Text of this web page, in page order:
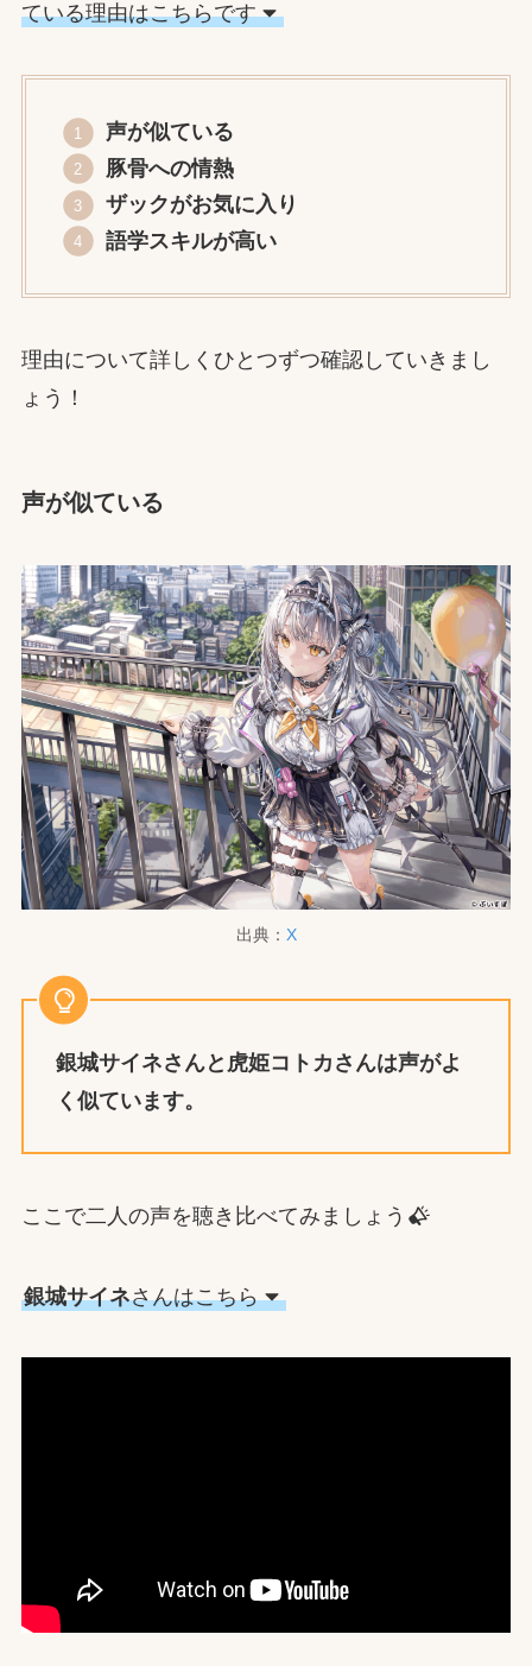
ている理由はこちらです
声が似ている
豚骨への情熱
ザックがお気に入り
語学スキルが高い
理由について詳しくひとつずつ確認していきまし
ょう！
声が似ている
出典： X
銀城サイネさんと虎姫コトカさんは声がよ
く似ています。
ここで二人の声を聴き比べてみましょう
銀城サイネさんはこちら